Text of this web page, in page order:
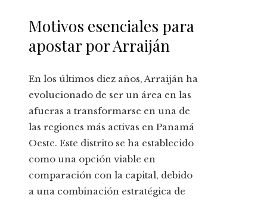
Motivos esenciales para
apostar por Arraiján
En los últimos diez años, Arraiján ha
evolucionado de ser un área en las
afueras a transformarse en una de
las regiones más activas en Panamá
Oeste. Este distrito se ha establecido
como una opción viable en
comparación con la capital, debido
a una combinación estratégica de